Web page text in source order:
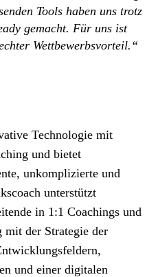
Tools haben uns trotz
gemacht. Für uns ist
Wettbewerbsvorteil.“
Technologie mit
und bietet
unkomplizierte und
unterstützt
in 1:1 Coachings und
mit der Strategie der
und einer digitalen